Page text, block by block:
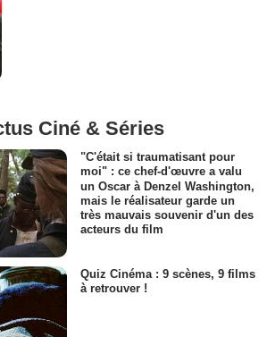
Ciné & Séries
"C'était si traumatisant pour
moi" : ce chef-d'œuvre a valu
un Oscar à Denzel Washington,
mais le réalisateur garde un
très mauvais souvenir d'un des
acteurs du film
Quiz Cinéma : 9 scènes, 9 films
à retrouver !